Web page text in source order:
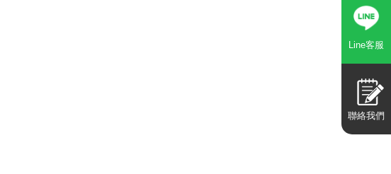
Line客服
聯絡我們